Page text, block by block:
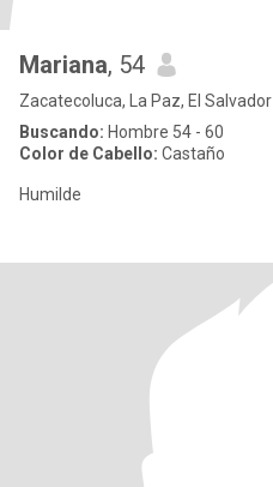
Mariana, 54
Zacatecoluca, La Paz, El Salvador
Buscando: Hombre 54 - 60
Color de Cabello: Castaño
Humilde